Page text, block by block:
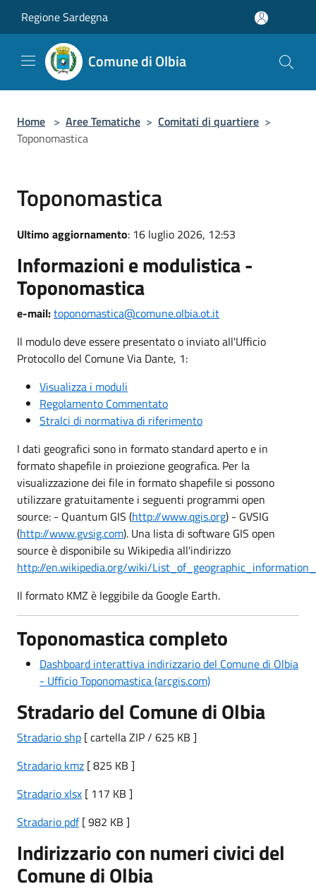
Regione Sardegna
Comune di Olbia
Home > Aree Tematiche > Comitati di quartiere >
Toponomastica
Toponomastica
Ultimo aggiornamento: 16 luglio 2026, 12:53
Informazioni e modulistica -
Toponomastica
e-mail:toponomastica@comune.olbia.ot.it
Il modulo deve essere presentato o inviato all'Ufficio
Protocollo del Comune Via Dante, 1:
Visualizza i moduli
Regolamento Commentato
Stralci di normativa di riferimento
I dati geografici sono in formato standard aperto e in
formato shapefile in proiezione geografica. Per la
visualizzazione dei file in formato shapefile si possono
utilizzare gratuitamente i seguenti programmi open
source: - Quantum GIS (http://www.qgis.org) - GVSIG
(http://www.gvsig.com). Una lista di software GIS open
source è disponibile su Wikipedia all'indirizzo
http://en.wikipedia.org/wiki/
Il formato KMZ è leggibile da Google Earth.
Toponomastica completo
Dashboard interattiva indirizzario del Comune di Olbia
- Ufficio Toponomastica (arcgis.com)
Stradario del Comune di Olbia
Stradario shp [ cartella ZIP / 625 KB ]
Stradario kmz [ 825 KB ]
Stradario xlsx [ 117 KB ]
Stradario pdf[ 982 KB ]
Indirizzario con numeri civici del
Comune di Olbia